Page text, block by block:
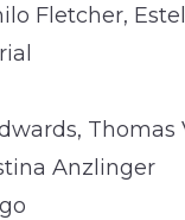
Fletcher,
Anzlinger